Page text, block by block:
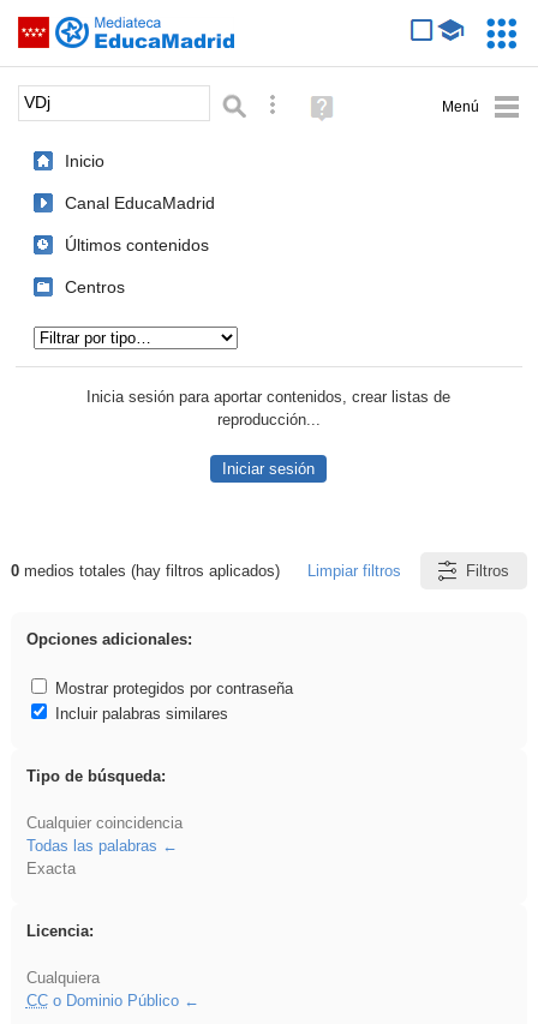
Saltar navegación
Palabra o frase: Búsqueda avanzada
Ayuda
(en
Inicio
Canal EducaMadrid
Últimos contenidos
Centros
Inicia sesión para aportar contenidos, crear listas de
reproducción...
Iniciar sesión
Resultados de: VDj
0medios totales (hay filtros aplicados) Limpiar filtros Filtros
Opciones adicionales:
Mostrar protegidos por contraseña
Incluir palabras similares
Tipo de búsqueda:
Cualquier coincidencia
Todas las palabras
Exacta
Licencia:
Cualquiera
CCo Dominio Público